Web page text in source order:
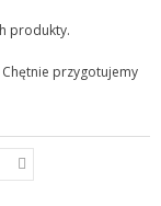
produkty.
Chętnie przygotujemy